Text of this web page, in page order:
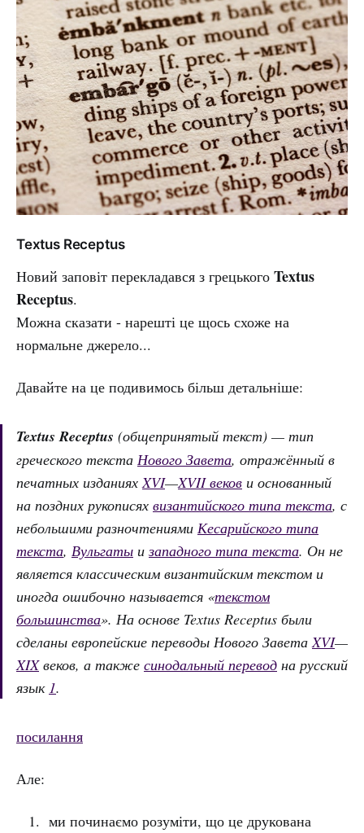
Textus Receptus
Новий заповіт перекладався з грецького Textus
Receptus.
Можна сказати - нарешті це щось схоже на
нормальне джерело...
Давайте на це подивимось більш детальніше:
Textus Receptus (общепринятый текст) — тип
греческого текста Нового Завета, отражённый в
печатных изданияхXVI—XVII веков и основанный
на поздних рукописях византийского типа текста, с
небольшими разночтениями Кесарийского типа
текста, Вульгаты изападного типа текста. Он не
является классическим византийским текстом и
иногда ошибочно называется «текстом
большинства». На основе Textus Receptus были
сделаны европейские переводы Нового ЗаветаXVI—
XIXвеков, а также синодальный перевод на русский
язык 1.
посилання
Але:
ми починаємо розуміти, що це друкована